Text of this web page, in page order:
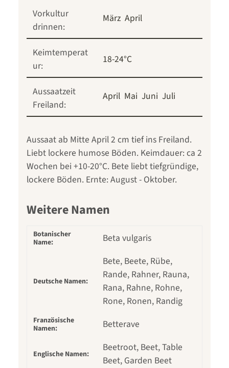
Vorkultur
drinnen:
März April
Keimtemperat
ur:
18-24°C
Aussaatzeit
Freiland:
April Mai Juni Juli
Aussaat ab Mitte April 2 cm tief ins Freiland.
Liebt lockere humose Böden. Keimdauer: ca 2
Wochen bei +10-20°C. Bete liebt tiefgründige,
lockere Böden. Ernte: August - Oktober.
Weitere Namen
Botanischer
Name:
Beta vulgaris
Deutsche Namen:
Bete, Beete, Rübe,
Rande, Rahner, Rauna,
Rana, Rahne, Rohne,
Rone, Ronen, Randig
Französische
Namen:
Betterave
Englische Namen:
Beetroot, Beet, Table
Beet, Garden Beet